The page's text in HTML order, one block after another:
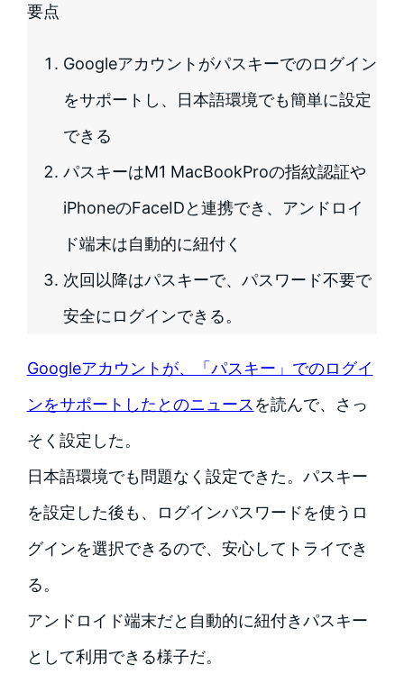
要点
Googleアカウントがパスキーでのログイン
をサポートし、日本語環境でも簡単に設定
できる
パスキーはM1 MacBookProの指紋認証や
iPhoneのFaceIDと連携でき、アンドロイ
ド端末は自動的に紐付く
次回以降はパスキーで、パスワード不要で
安全にログインできる。
Googleアカウントが、「パスキー」でのログイ
ンをサポートしたとのニュース を読んで、さっ
そく設定した。
日本語環境でも問題なく設定できた。パスキー
を設定した後も、ログインパスワードを使うロ
グインを選択できるので、安心してトライでき
る。
アンドロイド端末だと自動的に紐付きパスキー
として利用できる様子だ。